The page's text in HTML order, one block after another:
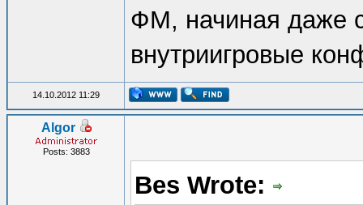
ФМ, начиная даже
внутриигровые
14.10.2012 11:29
Algor
Posts: 3883
Bes Wrote: